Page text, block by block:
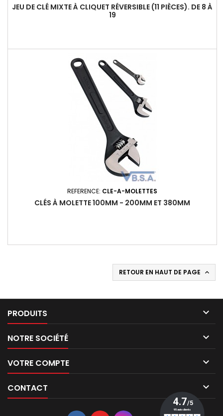
JEU DE CLÉ MIXTE À CLIQUET RÉVERSIBLE (11 PIÈCES). DE 8 À
19
REFERENCE: CLE-A-MOLETTES
CLÉS À MOLETTE 100MM - 200MM ET 380MM
RETOUR EN HAUT DE PAGE 
PRODUITS 
NOTRE SOCIÉTÉ 
VOTRE COMPTE 
CONTACT 